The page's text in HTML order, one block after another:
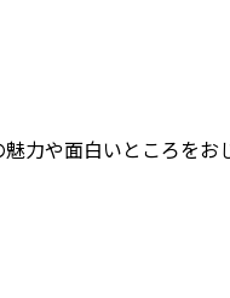
力や面白いところを